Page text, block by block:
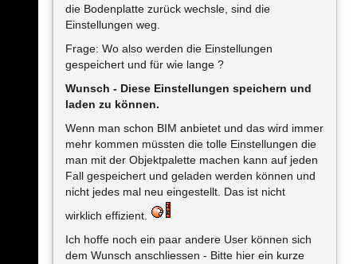
die Bodenplatte zurück wechsle, sind die
Einstellungen weg.
Frage: Wo also werden die Einstellungen
gespeichert und für wie lange ?
Wunsch - Diese Einstellungen speichern und
laden zu können.
Wenn man schon BIM anbietet und das wird immer
mehr kommen müssten die tolle Einstellungen die
man mit der Objektpalette machen kann auf jeden
Fall gespeichert und geladen werden können und
nicht jedes mal neu eingestellt. Das ist nicht
wirklich effizient.
Ich hoffe noch ein paar andere User können sich
dem Wunsch anschliessen - Bitte hier ein kurze